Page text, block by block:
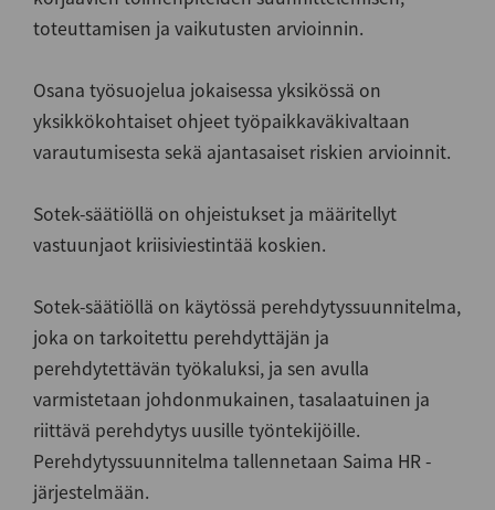
toteuttamisen ja vaikutusten arvioinnin.
Osana työsuojelua jokaisessa yksikössä on
yksikkökohtaiset ohjeet työpaikkaväkivaltaan
varautumisesta sekä ajantasaiset riskien arvioinnit.
Sotek-säätiöllä on ohjeistukset ja määritellyt
vastuunjaot kriisiviestintää koskien.
Sotek-säätiöllä on käytössä perehdytyssuunnitelma,
joka on tarkoitettu perehdyttäjän ja
perehdytettävän työkaluksi, ja sen avulla
varmistetaan johdonmukainen, tasalaatuinen ja
riittävä perehdytys uusille työntekijöille.
Perehdytyssuunnitelma tallennetaan Saima HR -
järjestelmään.